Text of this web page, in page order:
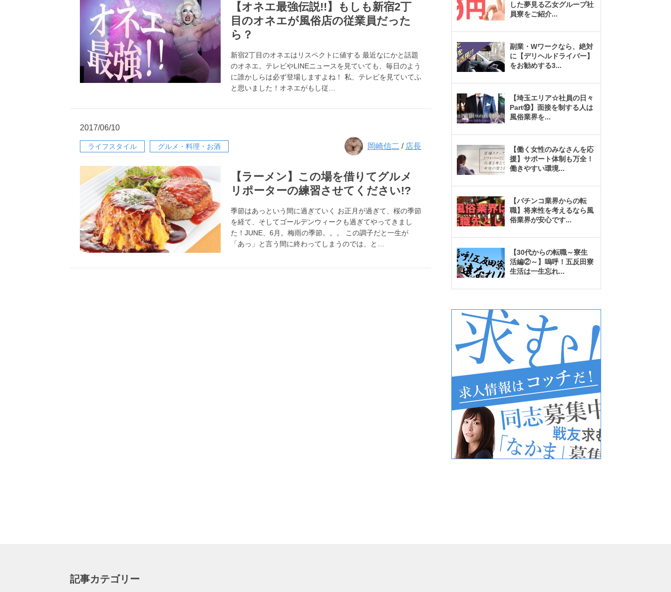
【オネエ最強伝説!!】もしも新宿2丁
目のオネエが風俗店の従業員だった
ら？
新宿2丁目のオネエはリスペクトに値する 最近なにかと話題
のオネエ。テレビやLINEニュースを見ていても、毎日のよう
に誰かしらは必ず登場しますよね！ 私、テレビを見ていてふ
と思いました！オネエがもし従…
2017/06/10
ライフスタイル グルメ・料理・お酒 岡崎信二 / 店長
【ラーメン】この場を借りてグルメ
リポーターの練習させてください!?
季節はあっという間に過ぎていく お正月が過ぎて、桜の季節
を経て、そしてゴールデンウィークも過ぎてやってきまし
た！JUNE、6月。梅雨の季節。。。 この調子だと一生が
「あっ」と言う間に終わってしまうのでは、と…
した夢見る乙女グループ社
員寮をご紹介...
副業・Wワークなら、絶対
に【デリヘルドライバー】
をお勧めする3...
【埼玉エリア☆社員の日々
Part⑲】面接を制する人は
風俗業界を...
【働く女性のみなさんを応
援】サポート体制も万全！
働きやすい環境...
【パチンコ業界からの転
職】将来性を考えるなら風
俗業界が安心です...
【30代からの転職～寮生
活編②～】嗚呼！五反田寮
生活は一生忘れ...
記事カテゴリー